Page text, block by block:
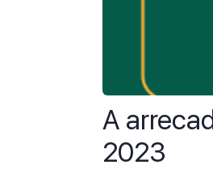
A
2023